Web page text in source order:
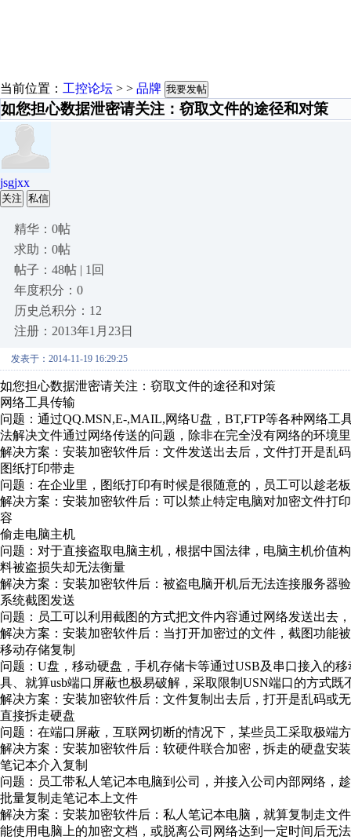
当前位置： 工控论坛 > > 品牌 我要发帖
如您担心数据泄密请关注：窃取文件的途径和对策
jsgjxx
关注 私信
精华：0帖
求助：0帖
帖子：48帖 | 1回
年度积分：0
历史总积分：12
注册：2013年1月23日
发表于：2014-11-19 16:29:25
如您担心数据泄密请关注：窃取文件的途径和对策
网络工具传输
问题：通过QQ.MSN,E-,MAIL,网络U盘，BT,FTP等各种网络
法解决文件通过网络传送的问题，除非在完全没有网络的环境
解决方案：安装加密软件后：文件发送出去后，文件打开是乱
图纸打印带走
问题：在企业里，图纸打印有时候是很随意的，员工可以趁老
解决方案：安装加密软件后：可以禁止特定电脑对加密文件打
容
偷走电脑主机
问题：对于直接盗取电脑主机，根据中国法律，电脑主机价值
料被盗损失却无法衡量
解决方案：安装加密软件后：被盗电脑开机后无法连接服务器
系统截图发送
问题：员工可以利用截图的方式把文件内容通过网络发送出去
解决方案：安装加密软件后：当打开加密过的文件，截图功能
移动存储复制
问题：U盘，移动硬盘，手机存储卡等通过USB及串口接入的
具、就算usb端口屏蔽也极易破解，采取限制USN端口的方式
解决方案：安装加密软件后：文件复制出去后，打开是乱码或
直接拆走硬盘
问题：在端口屏蔽，互联网切断的情况下，某些员工采取极端
解决方案：安装加密软件后：软硬件联合加密，拆走的硬盘安
笔记本介入复制
问题：员工带私人笔记本电脑到公司，并接入公司内部网络，
批量复制走笔记本上文件
解决方案：安装加密软件后：私人笔记本电脑，就算复制走文
能使用电脑上的加密文档，或脱离公司网络达到一定时间后无